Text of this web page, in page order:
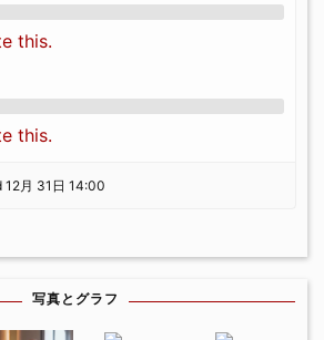
this.
this.
12月 31日 14:00
写真とグラフ